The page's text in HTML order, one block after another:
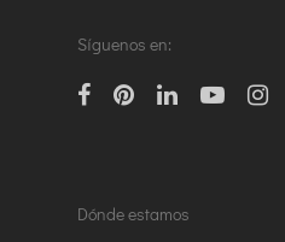
Síguenos en:
facebook
pinterestlinkedinYoutube
Dónde estamos